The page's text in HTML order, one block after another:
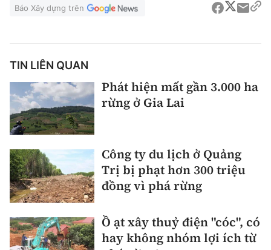
Báo Xây dựng trên
TIN LIÊN QUAN
Phát hiện mất gần 3.000 ha
rừng ở Gia Lai
Công ty du lịch ở Quảng
Trị bị phạt hơn 300 triệu
đồng vì phá rừng
Ồ ạt xây thuỷ điện "cóc", có
hay không nhóm lợi ích từ